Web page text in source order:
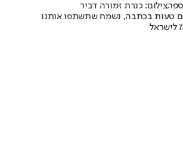
כנרת זמורה דביר
טעות בכתבה, נשמח שתשתפו אותנו